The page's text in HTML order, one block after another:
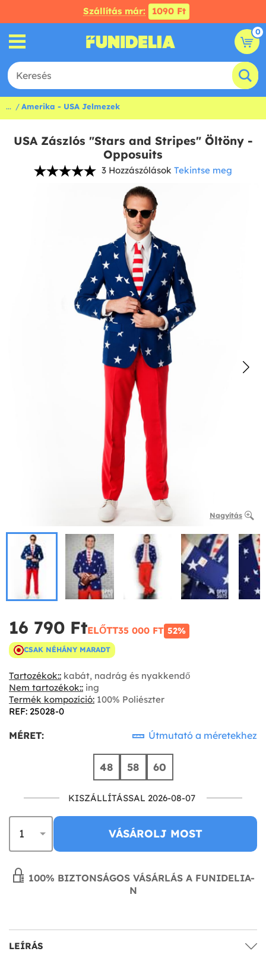
Szállítás már: 1090 Ft
0
... Amerika - USA Jelmezek
USA Zászlós "Stars and Stripes" Öltöny -
Opposuits
3 Hozzászólások Tekintse meg
Nagyítás
16 790 Ft‎ELŐTT35 000 FT‎ 52%
CSAK NÉHÁNY MARADT
Tartozékok:: kabát, nadrág és nyakkendő
Nem tartozékok:: ing
Termék kompozíció: 100% Poliészter
REF: 25028-0
MÉRET: Útmutató a méretekhez
48 58 60
KISZÁLLÍTÁSSAL 2026-08-07
VÁSÁROLJ MOST
100% BIZTONSÁGOS VÁSÁRLÁS A FUNIDELIA-
N
LEÍRÁS